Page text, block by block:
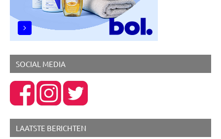
SOCIAL MEDIA
LAATSTE BERICHTEN